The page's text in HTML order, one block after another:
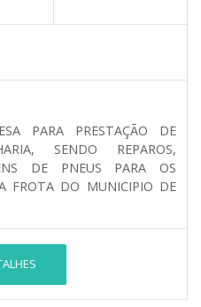
PARA PRESTAÇÃO DE
SENDO REPAROS,
DE PNEUS PARA OS
FROTA DO MUNICIPIO DE